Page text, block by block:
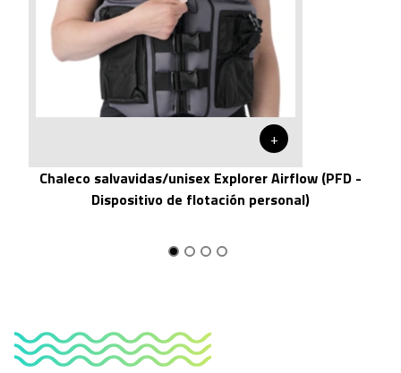
+
Chaleco salvavidas/unisex Explorer Airflow (PFD -
Dispositivo de flotación personal)